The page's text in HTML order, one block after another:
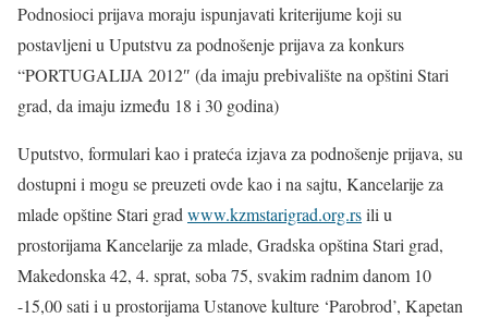
Podnosioci prijava moraju ispunjavati kriterijume koji su
postavljeni u Uputstvu za podnošenje prijava za konkurs
“PORTUGALIJA 2012″ (da imaju prebivalište na opštini Stari
grad, da imaju između 18 i 30 godina)
Uputstvo, formulari kao i prateća izjava za podnošenje prijava, su
dostupni i mogu se preuzeti ovde kao i na sajtu, Kancelarije za
mlade opštine Stari grad www.kzmstarigrad.org.rsili u
prostorijama Kancelarije za mlade, Gradska opština Stari grad,
Makedonska 42, 4. sprat, soba 75, svakim radnim danom 10
-15,00 sati i u prostorijama Ustanove kulture ‘Parobrod’, Kapetan